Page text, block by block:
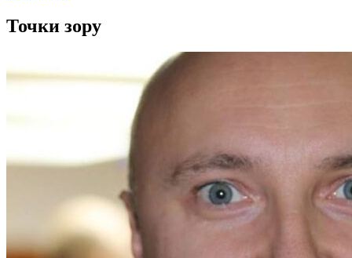
Точки зору